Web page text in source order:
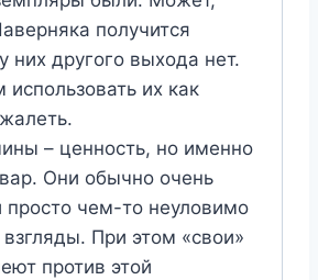
получится
них другого выхода нет.
их как
– ценность, но именно
Они обычно очень
просто чем-то неуловимо
При этом «свои»
против этой